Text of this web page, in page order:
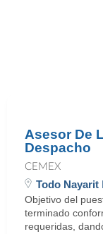
Asesor De
Despacho
CEMEX
Todo Nayarit
Objetivo del
terminado
requeridas,